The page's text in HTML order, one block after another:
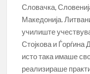
Словачка,
Македонија.
училиште
Стојкова и Ѓорѓина
исто така имаше
реализираше